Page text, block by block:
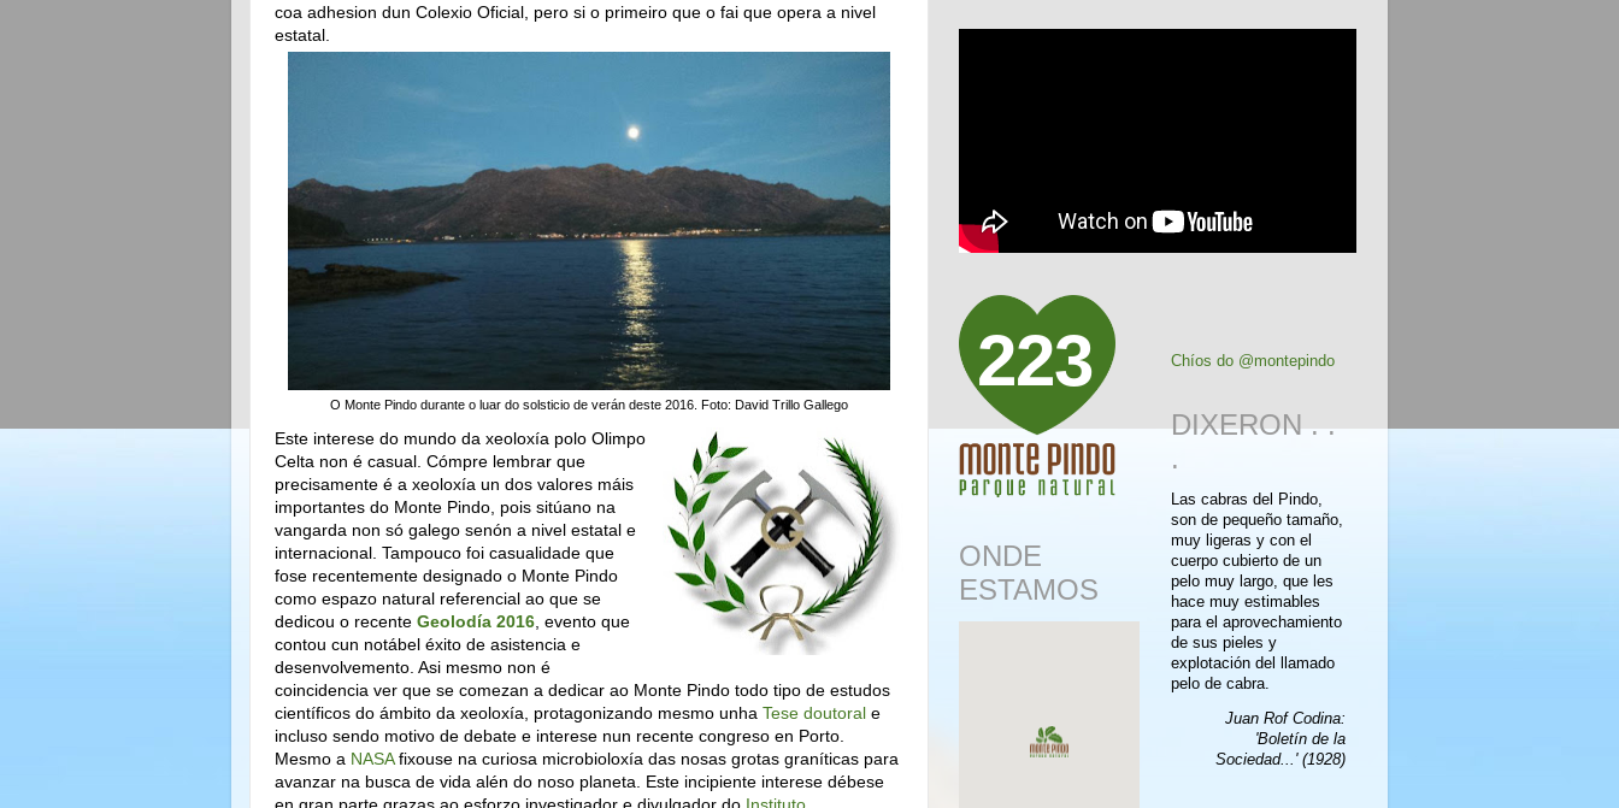
coa adhesion dun Colexio Oficial, pero si o primeiro que o fai que opera a nivel
estatal.
O Monte Pindo durante o luar do solsticio de verán deste 2016. Foto: David Trillo Gallego
Este interese do mundo da xeoloxía polo Olimpo
Celta non é casual. Cómpre lembrar que
precisamente é a xeoloxía un dos valores máis
importantes do Monte Pindo, pois sitúano na
vangarda non só galego senón a nivel estatal e
internacional. Tampouco foi casualidade que
fose recentemente designado o Monte Pindo
como espazo natural referencial ao que se
dedicou o recente Geolodía 2016 , evento que
contou cun notábel éxito de asistencia e
desenvolvemento. Asi mesmo non é
coincidencia ver que se comezan a dedicar ao Monte Pindo todo tipo de estudos
científicos do ámbito da xeoloxía, protagonizando mesmo unha Tese doutoral e
incluso sendo motivo de debate e interese nun recente congreso en Porto.
Mesmo a NASAfixouse na curiosa microbioloxía das nosas grotas graníticas para
avanzar na busca de vida alén do noso planeta. Este incipiente interese débese
223
ONDE
ESTAMOS
Chíos do @montepindo
DIXERON . .
.
Las cabras del Pindo,
son de pequeño tamaño,
muy ligeras y con el
cuerpo cubierto de un
pelo muy largo, que les
hace muy estimables
para el aprovechamiento
de sus pieles y
explotación del llamado
pelo de cabra.
Juan Rof Codina:
'Boletín de la
Sociedad...' (1928)